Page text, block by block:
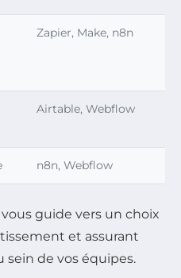
Zapier, Make, n8n
Airtable, Webflow
n8n, Webflow
guide vers un choix
et assurant
de vos équipes.